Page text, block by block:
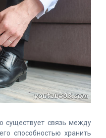
существует связь между
способностью хранить